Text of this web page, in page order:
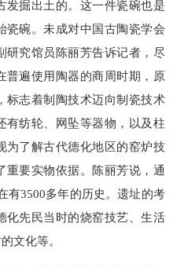
发掘出土的。这一件瓷碗也是
瓷碗。未成对中国古陶瓷学会
研究馆员陈丽芳告诉记者，尽
普遍使用陶器的商周时期，原
标志着制陶技术迈向制瓷技术
有纺轮、网坠等器物，以及柱
为了解古代德化地区的窑炉技
重要实物依据。陈丽芳说，通
有3500多年的历史。遗址的考
化先民当时的烧窑技艺、生活
文化等。